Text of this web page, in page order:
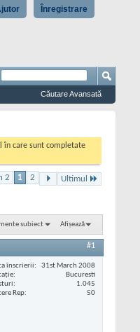
Înregistrare
Căutare Avansată
în care sunt completate
2 1 2 Ultimul
subiect Afișează
#1
înscrierii
31st March 2008
Bucuresti
1.045
Rep
50